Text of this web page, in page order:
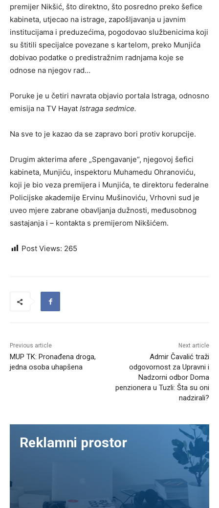
premijer Nikšić, što direktno, što posredno preko šefice
kabineta, utjecao na istrage, zapošljavanja u javnim
institucijama i preduzećima, pogodovao službenicima koji
su štitili specijalce povezane s kartelom, preko Munjića
dobivao podatke o predistražnim radnjama koje se
odnose na njegov rad…
Poruke je u četiri navrata objavio portala Istraga, odnosno
emisija na TV Hayat Istraga sedmice.
Na sve to je kazao da se zapravo bori protiv korupcije.
Drugim akterima afere „Spengavanje“, njegovoj šefici
kabineta, Munjiću, inspektoru Muhamedu Ohranoviću,
koji je bio veza premijera i Munjića, te direktoru federalne
Policijske akademije Ervinu Mušinoviću, Vrhovni sud je
uveo mjere zabrane obavljanja dužnosti, međusobnog
sastajanja i – kontakta s premijerom Nikšićem.
Post Views: 265
Previous article
MUP TK: Pronađena droga,
jedna osoba uhapšena
Next article
Admir Čavalić traži
odgovornost za Upravni i
Nadzorni odbor Doma
penzionera u Tuzli: Šta su oni
nadzirali?
Reklamni prostor